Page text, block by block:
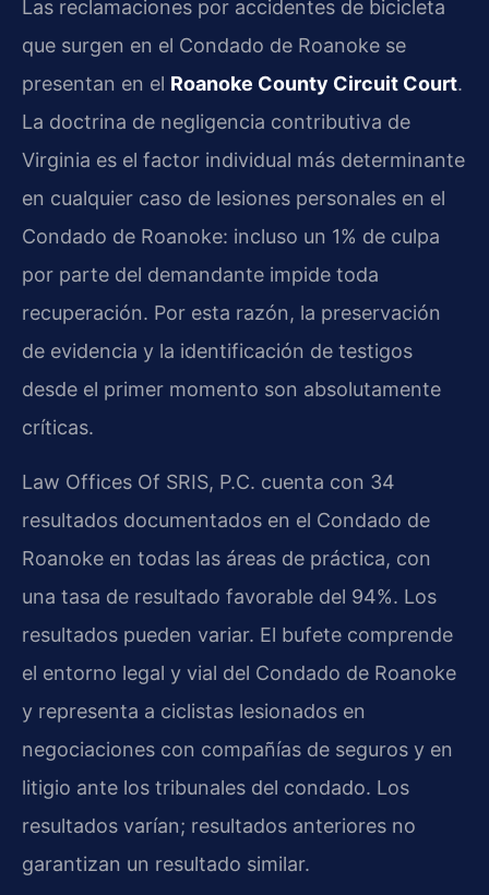
Las reclamaciones por accidentes de bicicleta
que surgen en el Condado de Roanoke se
presentan en el Roanoke County Circuit Court.
La doctrina de negligencia contributiva de
Virginia es el factor individual más determinante
en cualquier caso de lesiones personales en el
Condado de Roanoke: incluso un 1% de culpa
por parte del demandante impide toda
recuperación. Por esta razón, la preservación
de evidencia y la identificación de testigos
desde el primer momento son absolutamente
críticas.
Law Offices Of SRIS, P.C. cuenta con 34
resultados documentados en el Condado de
Roanoke en todas las áreas de práctica, con
una tasa de resultado favorable del 94%. Los
resultados pueden variar. El bufete comprende
el entorno legal y vial del Condado de Roanoke
y representa a ciclistas lesionados en
negociaciones con compañías de seguros y en
litigio ante los tribunales del condado. Los
resultados varían; resultados anteriores no
garantizan un resultado similar.